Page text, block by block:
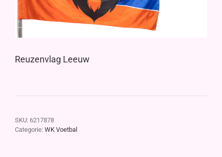
Reuzenvlag Leeuw
SKU: 6217878
Categorie: WK Voetbal